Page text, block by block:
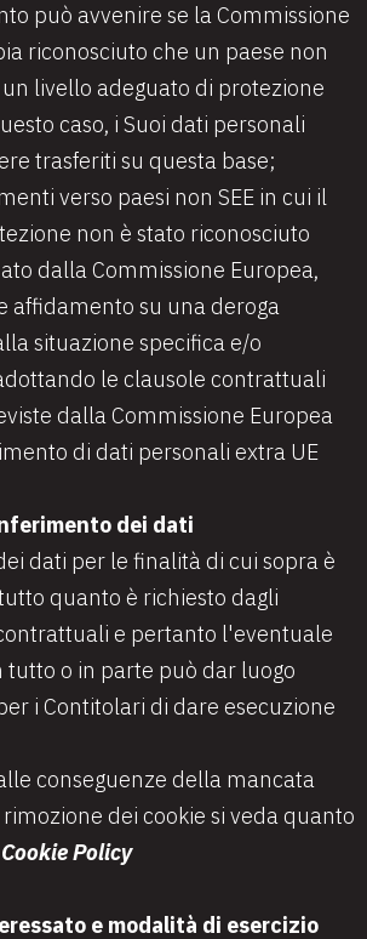
può avvenire se la Commissione
riconosciuto che un paese non
un livello adeguato di protezione
caso, i Suoi dati personali
trasferiti su questa base;
verso paesi non SEE in cui il
non è stato riconosciuto
dalla Commissione Europea,
affidamento su una deroga
situazione specifica e/o
le clausole contrattuali
dalla Commissione Europea
di dati personali extra UE
dei dati
dati per le finalità di cui sopra è
quanto è richiesto dagli
e pertanto l'eventuale
o in parte può dar luogo
i Contitolari di dare esecuzione
conseguenze della mancata
dei cookie si veda quanto
Cookie Policy
e modalità di esercizio